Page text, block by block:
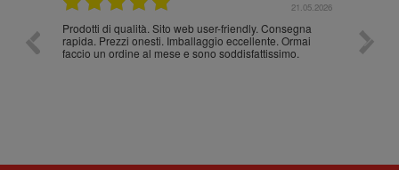
21.05.2026
Prodotti di qualità. Sito web user-friendly. Consegna
rapida. Prezzi onesti. Imballaggio eccellente. Ormai
faccio un ordine al mese e sono soddisfattissimo.
10/10